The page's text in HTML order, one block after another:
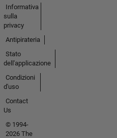
Informativa
sulla
privacy
Antipirateria
Stato
dell'applicazione
Condizioni
d'uso
Contact
Us
© 1994-
2026 The